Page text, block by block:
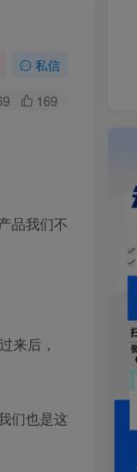
私信
169
品我们不
来后，
们也是这